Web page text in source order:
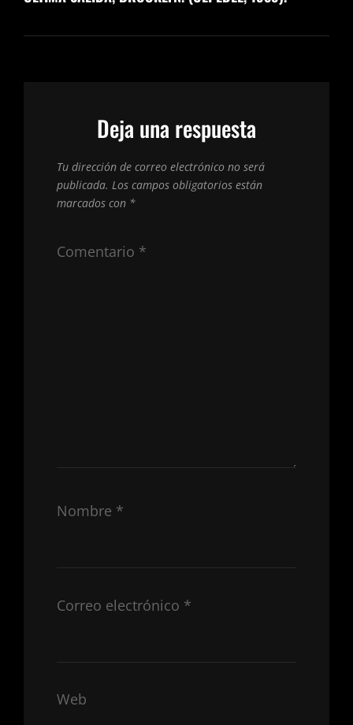
Deja una respuesta
Tu dirección de correo electrónico no será
publicada. Los campos obligatorios están
marcados con *
Comentario *
Nombre *
Correo electrónico *
Web